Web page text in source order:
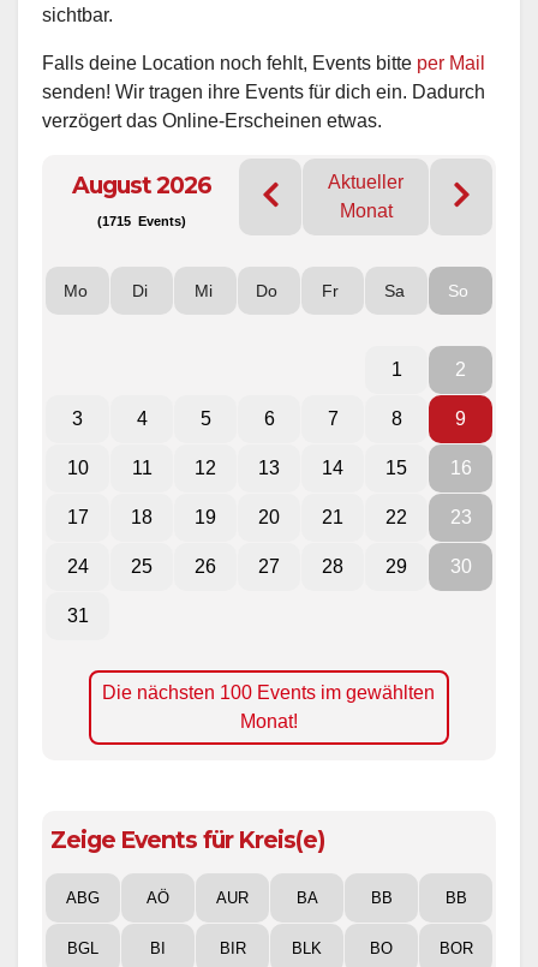
sichtbar.
Falls deine Location noch fehlt, Events bitte per Mail
senden! Wir tragen ihre Events für dich ein. Dadurch
verzögert das Online-Erscheinen etwas.
August 2026
(1715 Events)
Aktueller
Monat
Mo Di Mi Do Fr Sa So
1 2
3 4 5 6 7 8 9
10 11 12 13 14 15 16
17 18 19 20 21 22 23
24 25 26 27 28 29 30
31
Die nächsten 100 Events im gewählten
Monat!
Zeige Events für Kreis(e)
ABG AÖ AUR BA BB BB
BGL BI BIR BLK BO BOR